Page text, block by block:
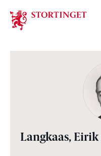
Stortinget.no
Langkaas, Eirik